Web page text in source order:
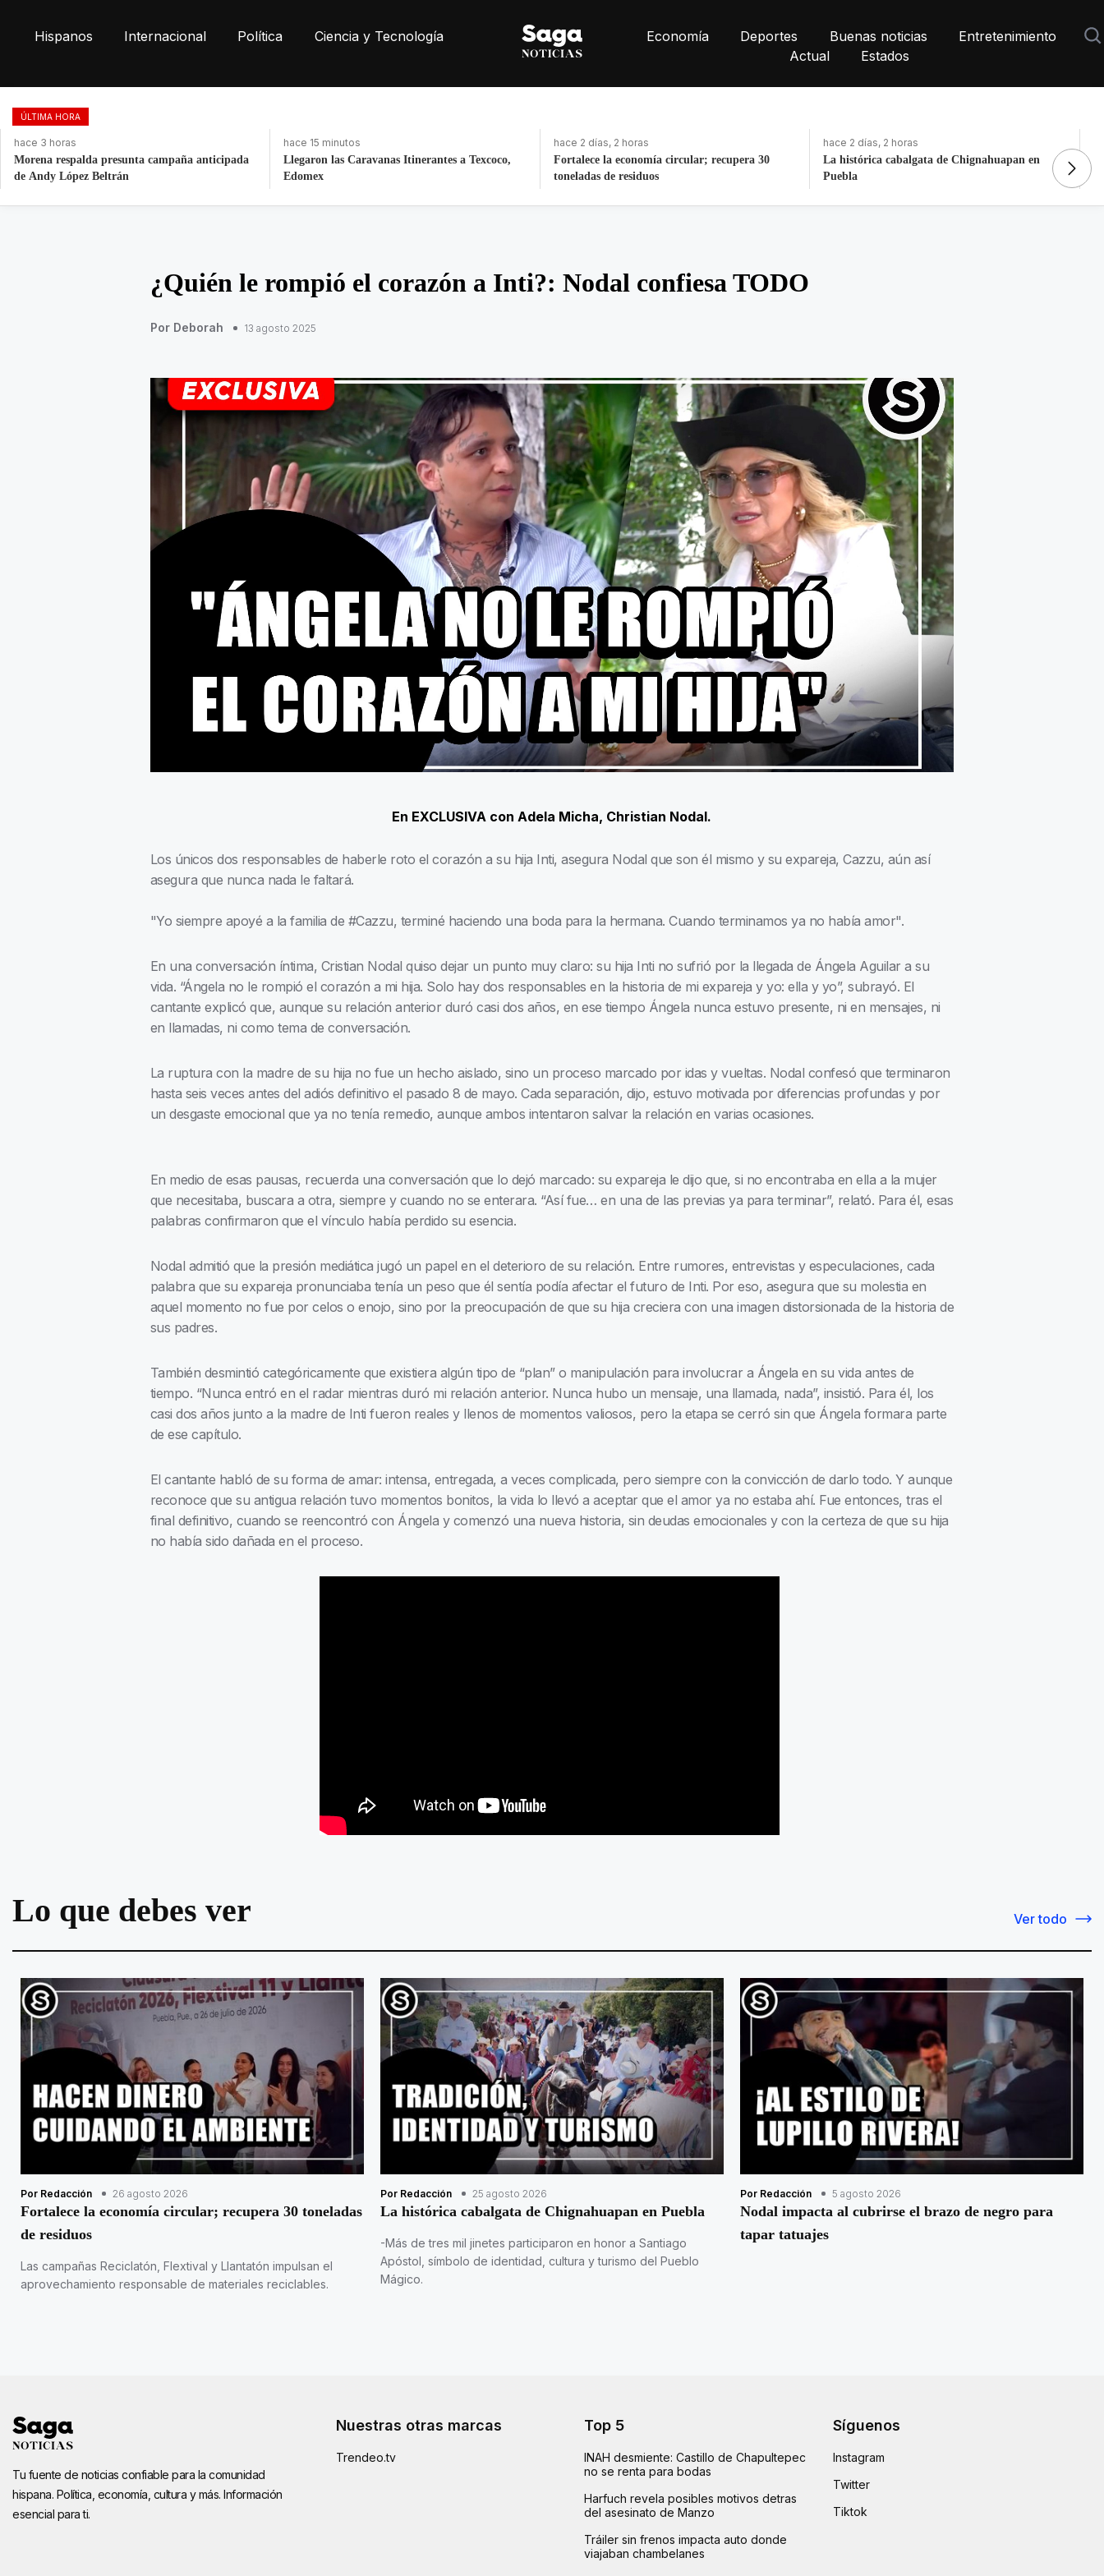
Hispanos Internacional Política Ciencia y Tecnología Economía Deportes Buenas noticias
Entretenimiento
Actual
Estados
ÚLTIMA HORA
hace 3 horas
Morena respalda presunta campaña anticipada
de Andy López Beltrán
hace 15 minutos
Llegaron las Caravanas Itinerantes a Texcoco,
Edomex
hace 2 días, 2 horas
Fortalece la economía circular; recupera 30
toneladas de residuos
hace 2 días, 2 horas
La histórica cabalgata de Chignahuapan en
Puebla
¿Quién le rompió el corazón a Inti?: Nodal confiesa TODO
Por Deborah 13 agosto 2025
En EXCLUSIVA con Adela Micha, Christian Nodal.
Los únicos dos responsables de haberle roto el corazón a su hija Inti, asegura Nodal que son él mismo y su expareja, Cazzu, aún así
asegura que nunca nada le faltará.
"Yo siempre apoyé a la familia de #Cazzu, terminé haciendo una boda para la hermana. Cuando terminamos ya no había amor".
En una conversación íntima, Cristian Nodal quiso dejar un punto muy claro: su hija Inti no sufrió por la llegada de Ángela Aguilar a su
vida. “Ángela no le rompió el corazón a mi hija. Solo hay dos responsables en la historia de mi expareja y yo: ella y yo”, subrayó. El
cantante explicó que, aunque su relación anterior duró casi dos años, en ese tiempo Ángela nunca estuvo presente, ni en mensajes, ni
en llamadas, ni como tema de conversación.
La ruptura con la madre de su hija no fue un hecho aislado, sino un proceso marcado por idas y vueltas. Nodal confesó que terminaron
hasta seis veces antes del adiós definitivo el pasado 8 de mayo. Cada separación, dijo, estuvo motivada por diferencias profundas y por
un desgaste emocional que ya no tenía remedio, aunque ambos intentaron salvar la relación en varias ocasiones.
En medio de esas pausas, recuerda una conversación que lo dejó marcado: su expareja le dijo que, si no encontraba en ella a la mujer
que necesitaba, buscara a otra, siempre y cuando no se enterara. “Así fue… en una de las previas ya para terminar”, relató. Para él, esas
palabras confirmaron que el vínculo había perdido su esencia.
Nodal admitió que la presión mediática jugó un papel en el deterioro de su relación. Entre rumores, entrevistas y especulaciones, cada
palabra que su expareja pronunciaba tenía un peso que él sentía podía afectar el futuro de Inti. Por eso, asegura que su molestia en
aquel momento no fue por celos o enojo, sino por la preocupación de que su hija creciera con una imagen distorsionada de la historia de
sus padres.
También desmintió categóricamente que existiera algún tipo de “plan” o manipulación para involucrar a Ángela en su vida antes de
tiempo. “Nunca entró en el radar mientras duró mi relación anterior. Nunca hubo un mensaje, una llamada, nada”, insistió. Para él, los
casi dos años junto a la madre de Inti fueron reales y llenos de momentos valiosos, pero la etapa se cerró sin que Ángela formara parte
de ese capítulo.
El cantante habló de su forma de amar: intensa, entregada, a veces complicada, pero siempre con la convicción de darlo todo. Y aunque
reconoce que su antigua relación tuvo momentos bonitos, la vida lo llevó a aceptar que el amor ya no estaba ahí. Fue entonces, tras el
final definitivo, cuando se reencontró con Ángela y comenzó una nueva historia, sin deudas emocionales y con la certeza de que su hija
no había sido dañada en el proceso.
Lo que debes ver Ver todo
Por Redacción 26 agosto 2026
Fortalece la economía circular; recupera 30 toneladas
de residuos
Las campañas Reciclatón, Flextival y Llantatón impulsan el
aprovechamiento responsable de materiales reciclables.
Por Redacción 25 agosto 2026
La histórica cabalgata de Chignahuapan en Puebla
-Más de tres mil jinetes participaron en honor a Santiago
Apóstol, símbolo de identidad, cultura y turismo del Pueblo
Mágico.
Por Redacción 5 agosto 2026
Nodal impacta al cubrirse el brazo de negro para
tapar tatuajes
Tu fuente de noticias confiable para la comunidad
hispana. Política, economía, cultura y más. Información
esencial para ti.
Nuestras otras marcas
Trendeo.tv
Top 5
INAH desmiente: Castillo de Chapultepec
no se renta para bodas
Harfuch revela posibles motivos detras
del asesinato de Manzo
Tráiler sin frenos impacta auto donde
viajaban chambelanes
Síguenos
Instagram
Twitter
Tiktok